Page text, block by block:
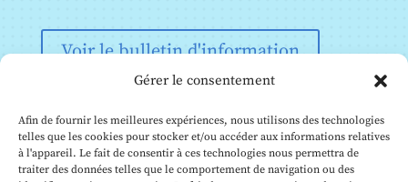
Gérer le consentement
Afin de fournir les meilleures expériences, nous utilisons des technologies
telles que les cookies pour stocker et/ou accéder aux informations relatives
à l'appareil. Le fait de consentir à ces technologies nous permettra de
traiter des données telles que le comportement de navigation ou des
Voir le bulletin d'information